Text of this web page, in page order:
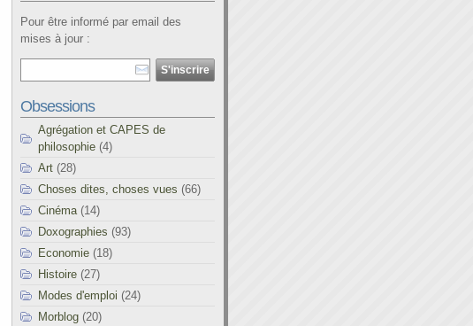
Pour être informé par email des
mises à jour :
Obsessions
Agrégation et CAPES de
philosophie (4)
Art (28)
Choses dites, choses vues (66)
Cinéma (14)
Doxographies (93)
Economie (18)
Histoire (27)
Modes d'emploi (24)
Morblog (20)